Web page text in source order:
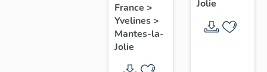
France >
Yvelines>
Mantes-la-
Jolie
Jolie